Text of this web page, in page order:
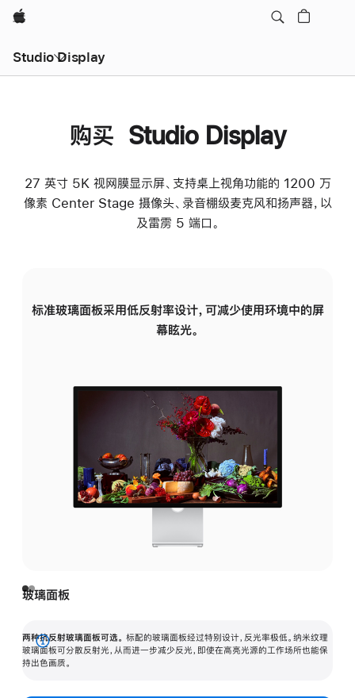
Apple
Studio Display
购买 Studio Display
27 英寸 5K 视网膜显示屏、支持桌上视角功能的 1200 万
像素 Center Stage 摄像头、录音棚级麦克风和扬声器，以
及雷雳 5 端口。
标准玻璃面板采用低反射率设计，可减少使用环境中的屏
幕眩光。
玻璃面板
两种抗反射玻璃面板可选。 标配的玻璃面板经过特别设计，反光率极低。纳米纹理
玻璃面板可分散反射光，从而进一步减少反光，即使在高亮光源的工作场所也能保
持出色画质。
展
开